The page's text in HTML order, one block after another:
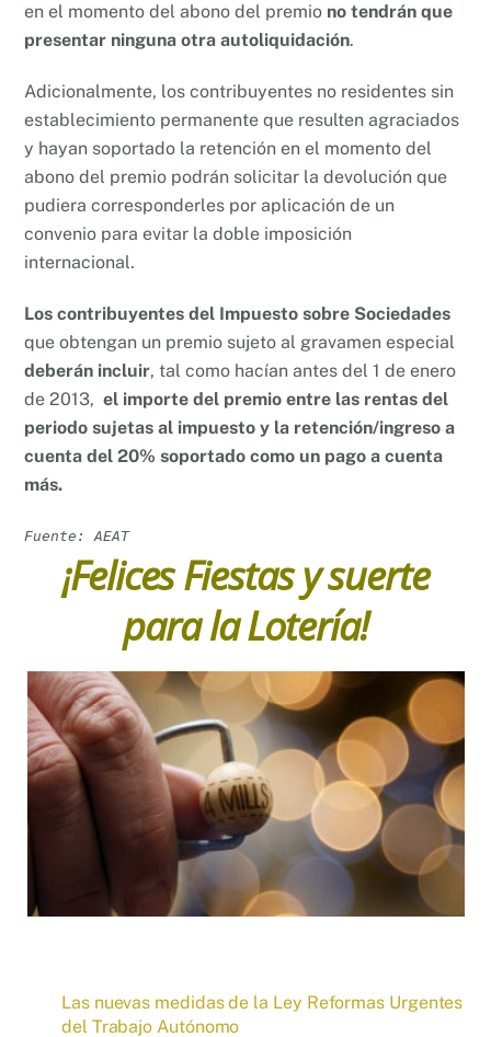
en el momento del abono del premio no tendrán que
presentar ninguna otra autoliquidación.
Adicionalmente, los contribuyentes no residentes sin
establecimiento permanente que resulten agraciados
y hayan soportado la retención en el momento del
abono del premio podrán solicitar la devolución que
pudiera corresponderles por aplicación de un
convenio para evitar la doble imposición
internacional.
Los contribuyentes del Impuesto sobre Sociedades
que obtengan un premio sujeto al gravamen especial
deberán incluir, tal como hacían antes del 1 de enero
de 2013,el importe del premio entre las rentas del
periodo sujetas al impuesto y la retención/ingreso a
cuenta del 20% soportado como un pago a cuenta
más.
Fuente: AEAT
¡Felices Fiestas y suerte
para la Lotería!
Las nuevas medidas de la Ley Reformas Urgentes
del Trabajo Autónomo